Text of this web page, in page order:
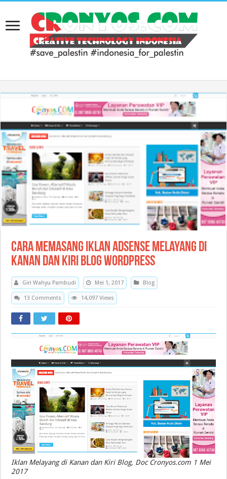
Cara Memasang Iklan Adsense Melayang di
Kanan dan Kiri Blog WordPress
Giri Wahyu Pambudi Mei 1, 2017 Blog
13 Comments 14,097 Views
Iklan Melayang di Kanan dan Kiri Blog, Doc Cronyos.com 1 Mei
2017